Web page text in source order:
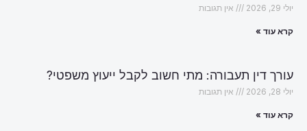
יולי 29, 2026 אין תגובות
קרא עוד »
עורך דין תעבורה: מתי חשוב לקבל ייעוץ משפטי?
יולי 28, 2026 אין תגובות
קרא עוד »